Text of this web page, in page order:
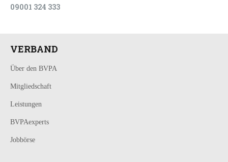
09001 324 333
VERBAND
Über den BVPA
Mitgliedschaft
Leistungen
BVPAexperts
Jobbörse